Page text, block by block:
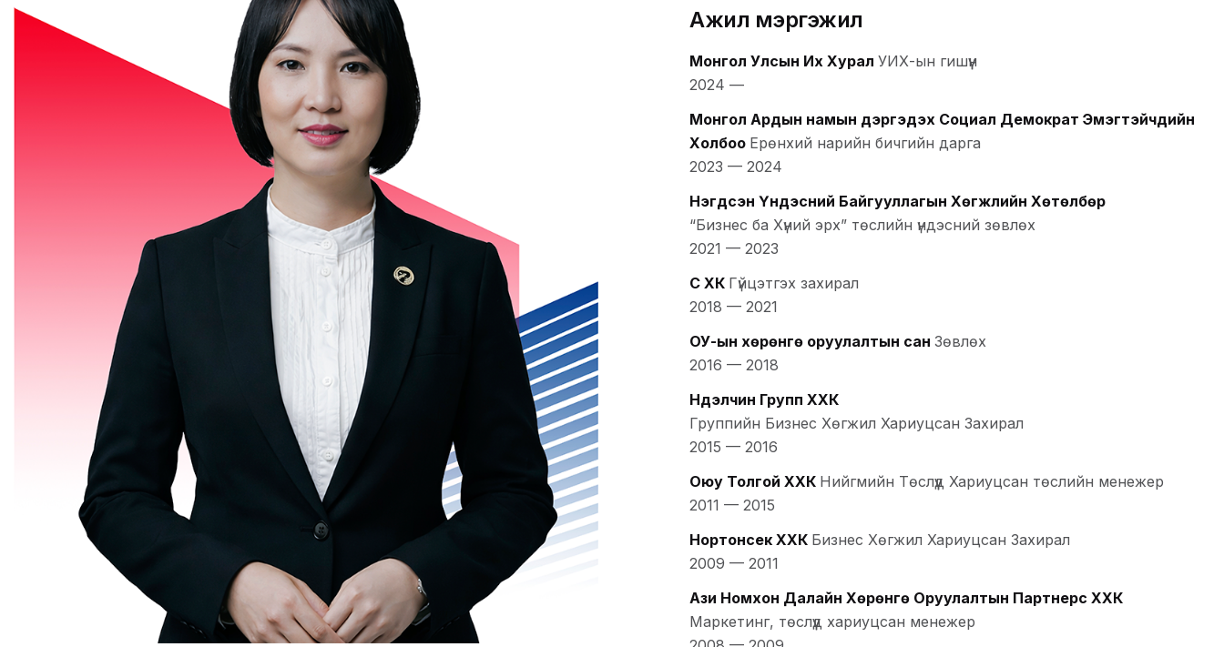
Ажил мэргэжил
Монгол Улсын Их Хурал УИХ-ын гишүүн
2024 —
Монгол Ардын намын дэргэдэх Социал Демократ Эмэгтэйчүүдийн
Холбоо Ерөнхий нарийн бичгийн дарга
2023 — 2024
Нэгдсэн Үндэсний Байгууллагын Хөгжлийн Хөтөлбөр
“Бизнес ба Хүний эрх” төслийн үндэсний зөвлөх
2021 — 2023
Сүү ХК Гүйцэтгэх захирал
2018 — 2021
ОУ-ын хөрөнгө оруулалтын сан Зөвлөх
2016 — 2018
Нүүдэлчин Групп ХХК
Группийн Бизнес Хөгжил Хариуцсан Захирал
2015 — 2016
Оюу Толгой ХХК Нийгмийн Төслүүд Хариуцсан төслийн менежер
2011 — 2015
Нортонсек ХХК Бизнес Хөгжил Хариуцсан Захирал
2009 — 2011
Ази Номхон Далайн Хөрөнгө Оруулалтын Партнерс ХХК
Маркетинг, төслүүд хариуцсан менежер